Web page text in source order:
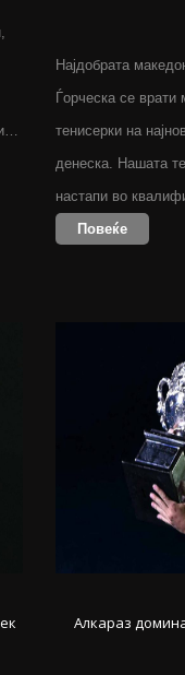
Најдобрата
Ѓорческа се врати
тенисерки на
денеска. Нашата
настапи во
Повеќе
Алкараз